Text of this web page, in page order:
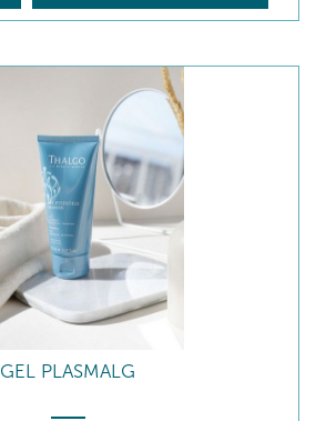
GEL PLASMALG